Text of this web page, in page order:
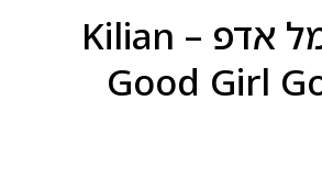
קיליאן גוד גירל גון בד לאישה 30 מל אדפ – Kilian
Good Girl